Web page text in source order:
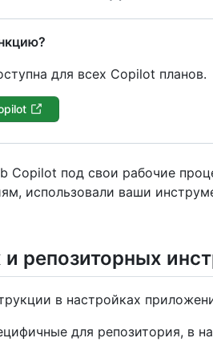
для всех Copilot планов.
Copilot под свои рабочие
использовали ваши
репозиторных
в настройках
для репозитория, в